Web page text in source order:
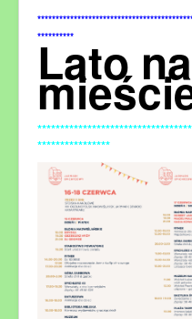
**********
Lato
****************